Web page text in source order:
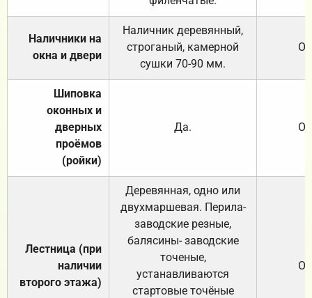
Наличники на
окна и двери
Наличник деревянный,
строганый, камерной
сушки 70-90 мм.
Шиповка
оконных и
дверных
проёмов
(ройки)
Да.
Лестница (при
наличии
второго этажа)
Деревянная, одно или
двухмаршевая. Перила-
заводские резные,
балясины- заводские
точеные,
устанавливаются
стартовые точёные